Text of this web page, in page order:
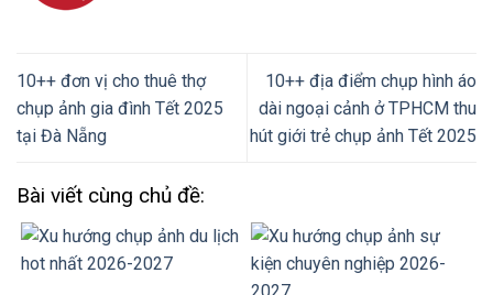
10++ đơn vị cho thuê thợ
chụp ảnh gia đình Tết 2025
tại Đà Nẵng
10++ địa điểm chụp hình áo
dài ngoại cảnh ở TPHCM thu
hút giới trẻ chụp ảnh Tết 2025
Bài viết cùng chủ đề: